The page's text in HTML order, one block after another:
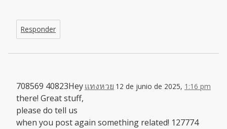
Responder
แทงหวย 12 de junio de 2025, 1:16 pm
708569 40823Hey
there! Great stuff,
please do tell us
when you post again something related! 127774